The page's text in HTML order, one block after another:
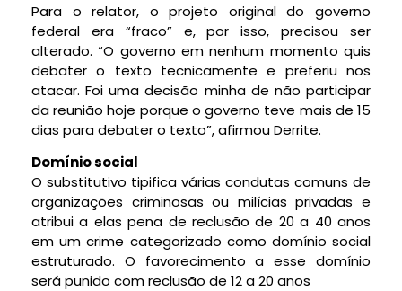
Para o relator, o projeto original do governo
federal era “fraco” e, por isso, precisou ser
alterado. “O governo em nenhum momento quis
debater o texto tecnicamente e preferiu nos
atacar. Foi uma decisão minha de não participar
da reunião hoje porque o governo teve mais de 15
dias para debater o texto”, afirmou Derrite.
Domínio social
O substitutivo tipifica várias condutas comuns de
organizações criminosas ou milícias privadas e
atribui a elas pena de reclusão de 20 a 40 anos
em um crime categorizado como domínio social
estruturado. O favorecimento a esse domínio
será punido com reclusão de 12 a 20 anos